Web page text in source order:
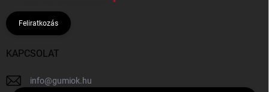
Feliratkozás
KAPCSOLAT
info@gumiok.hu